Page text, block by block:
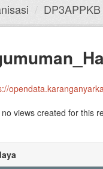
DP3APPKB
opendata.karanganyarkab.go.id/
views created for this